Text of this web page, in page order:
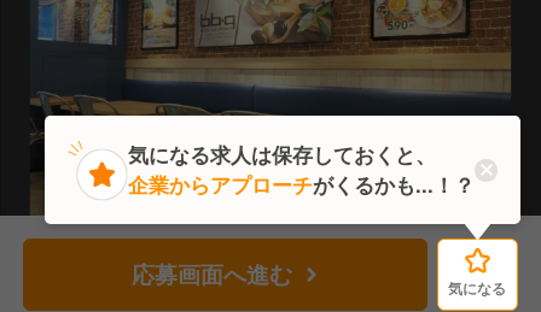
応募画面へ進む 気になる
気になる
気になる求人は保存しておくと、
企業からアプローチがくるかも...！？